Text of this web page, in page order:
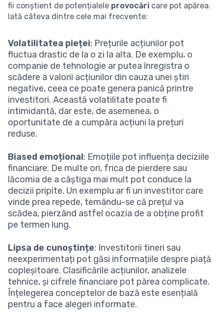
fii conștient de potențialele provocări care pot apărea.
Iată câteva dintre cele mai frecvente:
Volatilitatea pieței: Prețurile acțiunilor pot
fluctua drastic de la o zi la alta. De exemplu, o
companie de tehnologie ar putea înregistra o
scădere a valorii acțiunilor din cauza unei știri
negative, ceea ce poate genera panică printre
investitori. Această volatilitate poate fi
intimidantă, dar este, de asemenea, o
oportunitate de a cumpăra acțiuni la prețuri
reduse.
Biased emoțional: Emoțiile pot influența deciziile
financiare. De multe ori, frica de pierdere sau
lăcomia de a câștiga mai mult pot conduce la
decizii pripite. Un exemplu ar fi un investitor care
vinde prea repede, temându-se că prețul va
scădea, pierzând astfel ocazia de a obține profit
pe termen lung.
Lipsa de cunoștințe: Investitorii tineri sau
neexperimentați pot găsi informațiile despre piață
copleșitoare. Clasificările acțiunilor, analizele
tehnice, și cifrele financiare pot părea complicate.
Înțelegerea conceptelor de bază este esențială
pentru a face alegeri informate.